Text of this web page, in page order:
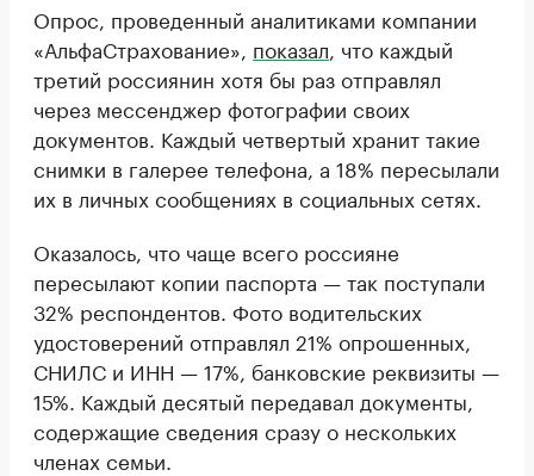
Опрос, проведенный аналитиками компании
«АльфаСтрахование», показал , что каждый
третий россиянин хотя бы раз отправлял
через мессенджер фотографии своих
документов. Каждый четвертый хранит такие
снимки в галерее телефона, а 18% пересылали
их в личных сообщениях в социальных сетях.
Оказалось, что чаще всего россияне
пересылают копии паспорта — так поступали
32% респондентов. Фото водительских
удостоверений отправлял 21% опрошенных,
СНИЛС и ИНН — 17%, банковские реквизиты —
15%. Каждый десятый передавал документы,
содержащие сведения сразу о нескольких
членах семьи.